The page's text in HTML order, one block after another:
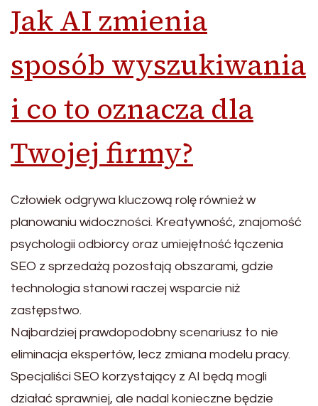
Jak AI zmienia
sposób wyszukiwania
i co to oznacza dla
Twojej firmy?
Człowiek odgrywa kluczową rolę również w
planowaniu widoczności. Kreatywność, znajomość
psychologii odbiorcy oraz umiejętność łączenia
SEO z sprzedażą pozostają obszarami, gdzie
technologia stanowi raczej wsparcie niż
zastępstwo.
Najbardziej prawdopodobny scenariusz to nie
eliminacja ekspertów, lecz zmiana modelu pracy.
Specjaliści SEO korzystający z AI będą mogli
działać sprawniej, ale nadal konieczne będzie